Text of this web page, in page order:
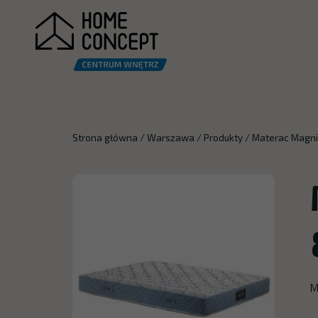
Strona główna /Warszawa /Produkty / Materac